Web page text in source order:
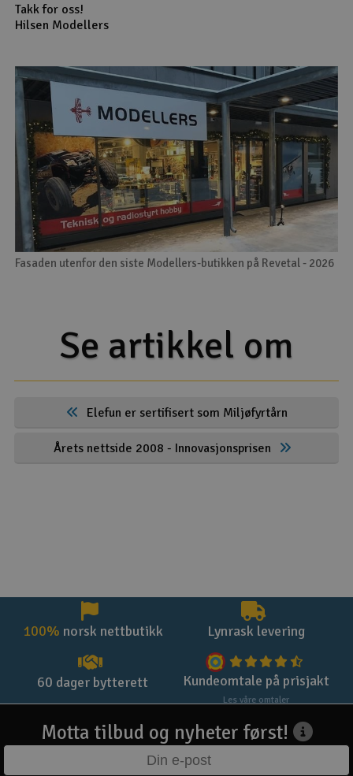
Takk for oss!
Hilsen Modellers
Fasaden utenfor den siste Modellers-butikken på Revetal - 2026
Se artikkel om
Elefun er sertifisert som Miljøfyrtårn
Årets nettside 2008 - Innovasjonsprisen
100% norsk nettbutikk Lynrask levering
60 dager bytterett Kundeomtale på prisjakt
Les våre omtaler
Motta tilbud og nyheter først!